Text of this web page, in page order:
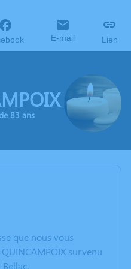
E-mail Lien
83 ans
que nous vous
survenu